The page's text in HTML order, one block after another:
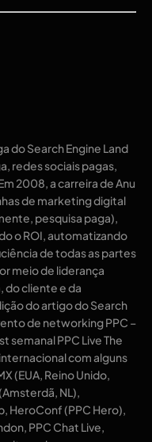
do Search Engine Land
redes sociais pagas,
2008, a carreira de Anu
de marketing digital
pesquisa paga),
o ROI, automatizando
de todas as partes
meio de liderança
do cliente e da
do artigo do Search
de networking PPC –
semanal PPC Live The
com alguns
(EUA, Reino Unido,
NL),
HeroConf (PPC Hero),
PPC Chat Live,